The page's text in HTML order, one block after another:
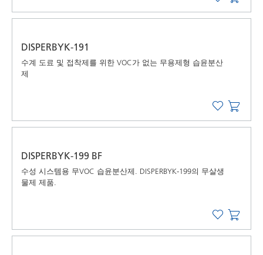
DISPERBYK-191
수계 도료 및 접착제를 위한 VOC가 없는 무용제형 습윤분산
제
DISPERBYK-199 BF
수성 시스템용 무VOC 습윤분산제. DISPERBYK-199의 무살생
물제 제품.